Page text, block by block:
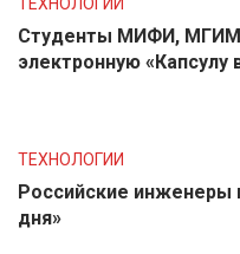
Студенты МИФИ,
электронную «Капсулу
ТЕХНОЛОГИИ
Российские инженеры
дня»